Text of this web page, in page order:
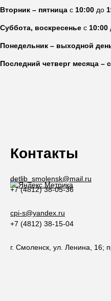
Контакты
detlib_smolensk@mail.ru
+7 (4812) 38-05-36
cpi-s@yandex.ru
+7 (4812) 38-15-04
г. Смоленск, ул. Ленина, 16;
Вторник – пятница с 10:00 до
Суббота, воскресенье с 10:00
Понедельник – выходной
Последний четверг месяца –